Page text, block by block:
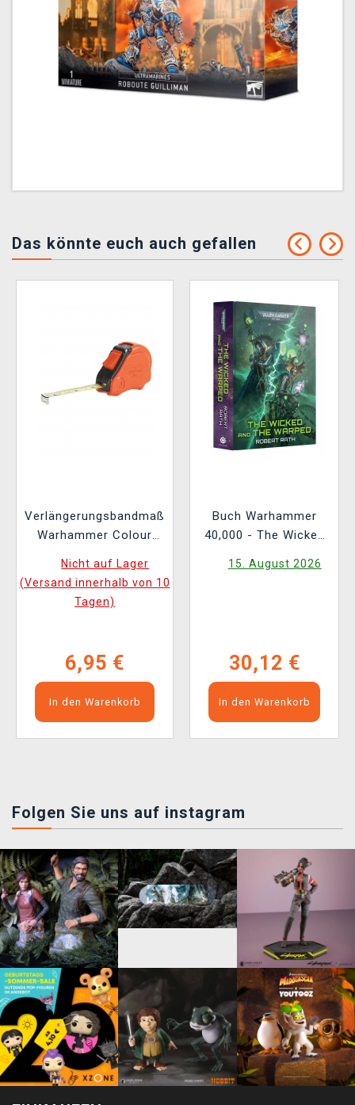
Das könnte euch auch gefallen
Verlängerungsbandmaß
Warhammer Colour
Nicht auf Lager
(Versand innerhalb von 10
Tagen)
6,95 €
In den Warenkorb
Buch Warhammer
40,000 - The Wicked
15. August 2026
30,12 €
In den Warenkorb
Folgen Sie uns auf instagram